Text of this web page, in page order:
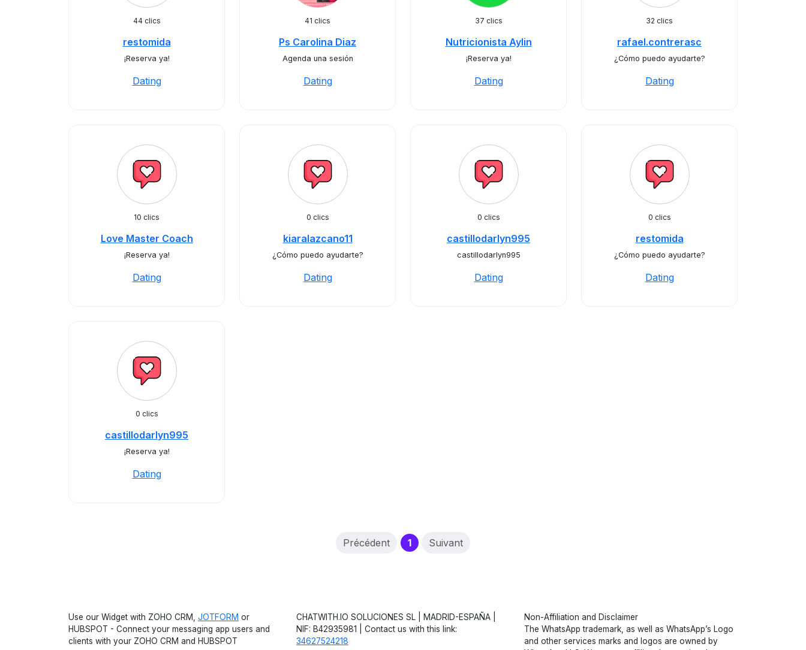
44 clics
restomida
¡Reserva ya!
Dating
41 clics
Ps Carolina Diaz
Agenda una sesión
Dating
37 clics
Nutricionista Aylin
¡Reserva ya!
Dating
32 clics
rafael.contrerasc
¿Cómo puedo ayudarte?
Dating
10 clics
Love Master Coach
¡Reserva ya!
Dating
0 clics
kiaralazcano11
¿Cómo puedo ayudarte?
Dating
0 clics
castillodarlyn995
castillodarlyn995
Dating
0 clics
restomida
¿Cómo puedo ayudarte?
Dating
0 clics
castillodarlyn995
¡Reserva ya!
Dating
Précédent 1(current)
Suivant
Use our Widget with ZOHO CRM, JOTFORM or
HUBSPOT - Connect your messaging app users and
clients with your ZOHO CRM and HUBSPOT
CHATWITH.IO SOLUCIONES SL | MADRID-ESPAÑA |
NIF: B42935981 | Contact us with this link:
34627524218
Non-Affiliation and Disclaimer
The WhatsApp trademark, as well as WhatsApp’s Logo
and other services marks and logos are owned by